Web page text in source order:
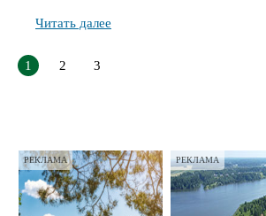
Читать далее
1 2 3
РЕКЛАМА РЕКЛАМА